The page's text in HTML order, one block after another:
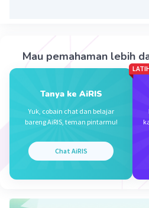
Oleh sebab itu,
Mau pemahaman lebih
Tanya ke AiRIS
Yuk, cobain chat dan belajar
bareng AiRIS, teman pintarmu!
Chat AiRIS